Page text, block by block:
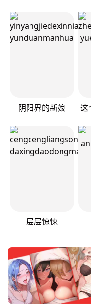
阴阳界的新娘
层层惊悚